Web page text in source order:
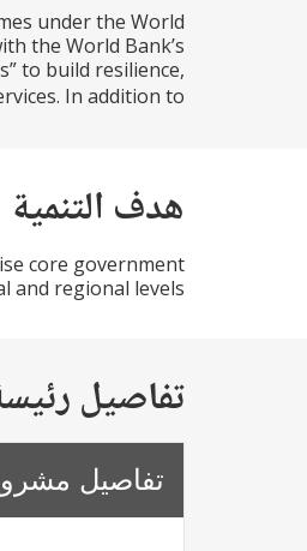
under the World
the World Bank’s
to build resilience,
In addition to...
هدف التنمية
core government
and regional levels
تفاصيل
تفاصيل